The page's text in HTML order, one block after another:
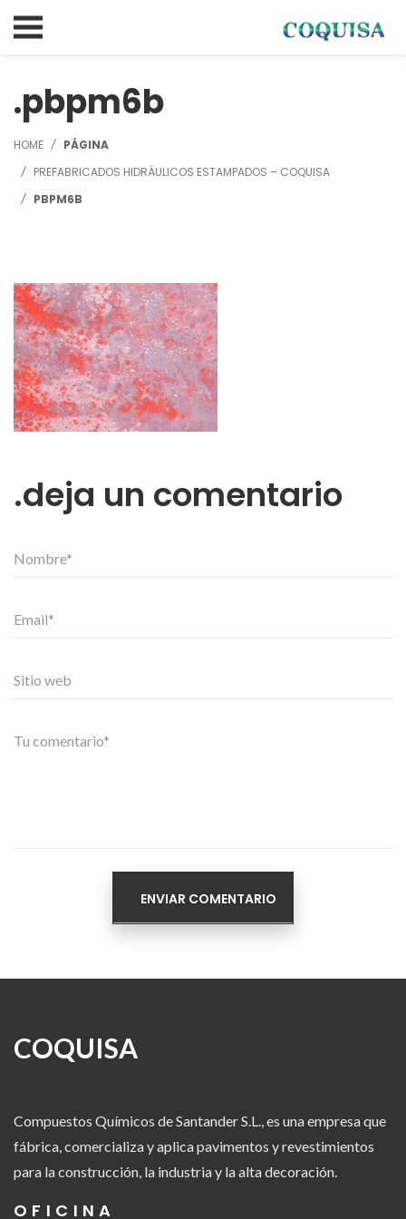
pbpm6b
HOME
PÁGINA
PREFABRICADOS HIDRÁULICOS ESTAMPADOS – COQUISA
PBPM6B
deja un comentario
COQUISA
Compuestos Químicos de Santander S.L., es una empresa que
fábrica, comercializa y aplica pavimentos y revestimientos
para la construcción, la industria y la alta decoración.
OFICINA